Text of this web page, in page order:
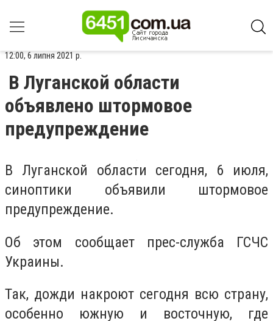
12:00, 6 липня 2021 р.
В Луганской области
объявлено штормовое
предупреждение
В Луганской области сегодня, 6 июля,
синоптики объявили штормовое
предупреждение.
Об этом сообщает прес-служба ГСЧС
Украины.
Так, дожди накроют сегодня всю страну,
особенно южную и восточную, где